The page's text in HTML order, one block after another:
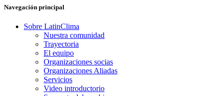
Navegación principal
Sobre LatinClima
Nuestra comunidad
Trayectoria
El equipo
Organizaciones socias
Organizaciones Aliadas
Servicios
Video introductorio